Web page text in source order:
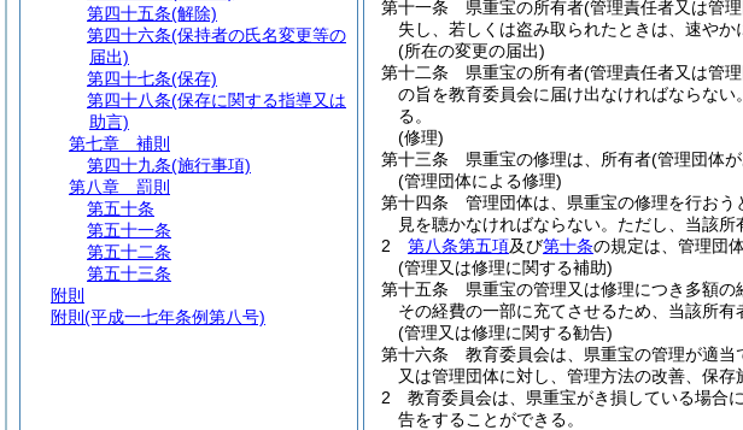
第十一条
県重宝の所有者(管理責任者又は管
失し、若しくは盗み取られたときは、速や
(所在の変更の届出)
第十二条
県重宝の所有者(管理責任者又は管
の旨を教育委員会に届け出なければならない。
る。
(修理)
第十三条
県重宝の修理は、所有者(管理団体
(管理団体による修理)
第十四条
管理団体は、県重宝の修理を行お
見を聴かなければならない。 ただし、当該所
2
第八条第五項及び第十条の規定は、管理団
(管理又は修理に関する補助)
第十五条
県重宝の管理又は修理につき多額
その経費の一部に充てさせるため、当該所
(管理又は修理に関する勧告)
第十六条
教育委員会は、県重宝の管理が適
又は管理団体に対し、管理方法の改善、保
2
教育委員会は、県重宝がき損している場合
告をすることができる。
第四十五条(解除)
第四十六条(保持者の氏名変更等の
届出)
第四十七条(保存)
第四十八条(保存に関する指導又は
助言)
第七章
補則
第四十九条(施行事項)
第八章
罰則
第五十条
第五十一条
第五十二条
第五十三条
附則
附則 (平成一七年条例第八号)